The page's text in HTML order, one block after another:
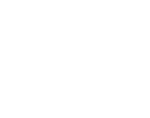
cores, acabamentos e